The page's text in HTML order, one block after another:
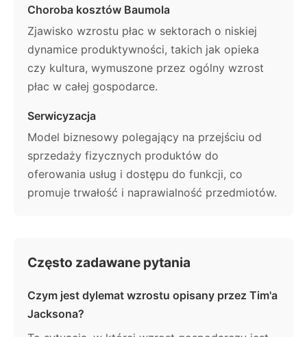
Choroba kosztów Baumola
Zjawisko wzrostu płac w sektorach o niskiej
dynamice produktywności, takich jak opieka
czy kultura, wymuszone przez ogólny wzrost
płac w całej gospodarce.
Serwicyzacja
Model biznesowy polegający na przejściu od
sprzedaży fizycznych produktów do
oferowania usług i dostępu do funkcji, co
promuje trwałość i naprawialność przedmiotów.
Często zadawane pytania
Czym jest dylemat wzrostu opisany przez Tim'a
Jacksona?